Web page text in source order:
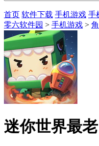
首页 软件下载 手机游戏 手
零六软件园 > 手机游戏 >
迷你世界最